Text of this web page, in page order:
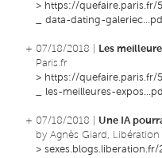
> https://quefaire.paris.fr/
data-dating-
+ 07/18/2018 |
Les
Paris.fr
> https://quefaire.paris.fr/
les-meilleures-
+ 07/18/2018 | Une IA
by Agnès Giard, Libération
> sexes.blogs.liberation.fr/